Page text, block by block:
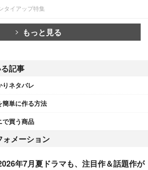
タイアップ特集
もっと見る
記事
りネタバレ
簡単に作る方法
で買う商品
ォメーション
年7月夏ドラマも、注目作＆話題作が